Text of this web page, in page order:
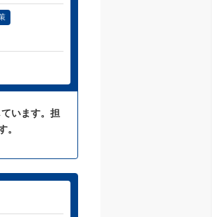
います。担
。